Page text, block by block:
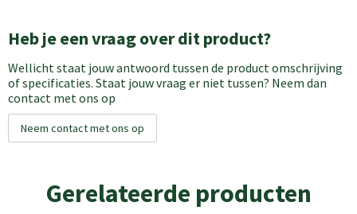
Heb je een vraag over dit product?
Wellicht staat jouw antwoord tussen de product omschrijving
of specificaties. Staat jouw vraag er niet tussen? Neem dan
contact met ons op
Neem contact met ons op
Gerelateerde producten